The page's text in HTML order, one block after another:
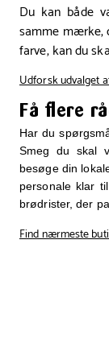
Du kan både
samme mærke,
farve, kan du
Udforsk udvalget
Få flere
Har du
Smeg du skal
besøge din
personale klar
brødrister, der
Find nærmeste